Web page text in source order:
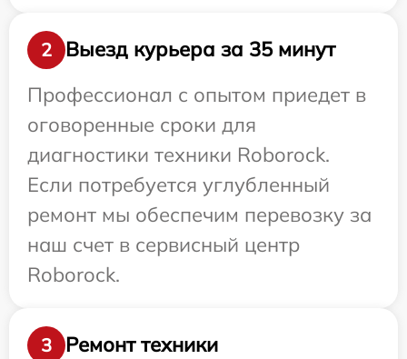
2
Выезд курьера за 35 минут
Профессионал с опытом приедет в
оговоренные сроки для
диагностики техники Roborock.
Если потребуется углубленный
ремонт мы обеспечим перевозку за
наш счет в сервисный центр
Roborock.
3
Ремонт техники